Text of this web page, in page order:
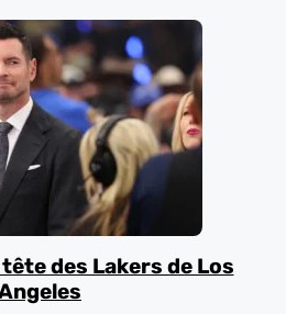
des Lakers de Los